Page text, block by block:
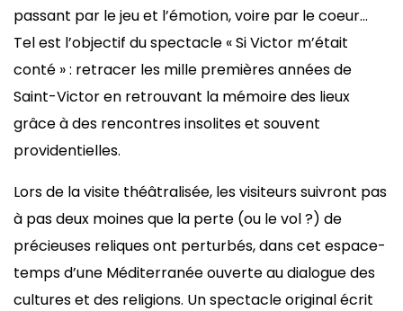
passant par le jeu et l’émotion, voire par le coeur…
Tel est l’objectif du spectacle « Si Victor m’était
conté » : retracer les mille premières années de
Saint-Victor en retrouvant la mémoire des lieux
grâce à des rencontres insolites et souvent
providentielles.
Lors de la visite théâtralisée, les visiteurs suivront pas
à pas deux moines que la perte (ou le vol ?) de
précieuses reliques ont perturbés, dans cet espace-
temps d’une Méditerranée ouverte au dialogue des
cultures et des religions. Un spectacle original écrit